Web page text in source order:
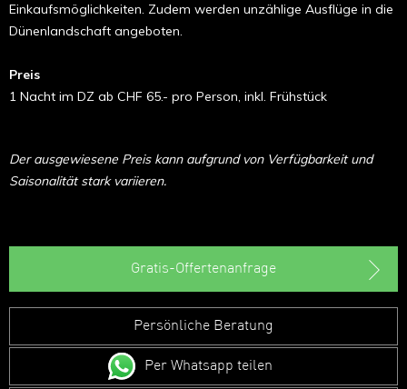
Einkaufsmöglichkeiten. Zudem werden unzählige Ausflüge in die
Dünenlandschaft angeboten.
Preis
1 Nacht im DZ ab CHF 65.- pro Person, inkl. Frühstück
Der ausgewiesene Preis kann aufgrund von Verfügbarkeit und
Saisonalität stark variieren.
Gratis-Offertenanfrage
Persönliche Beratung
Per Whatsapp teilen